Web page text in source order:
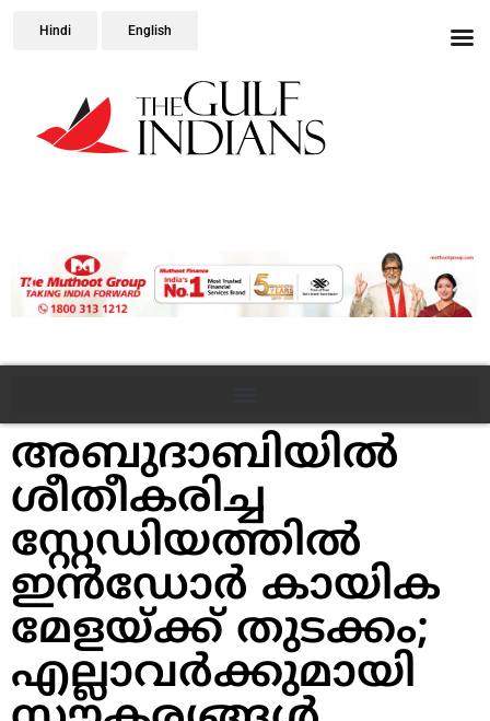
Hindi English
അബുദാബിയിൽ
ശീതീകരിച്ച
സ്റ്റേഡിയത്തിൽ
ഇൻഡോർ കായിക
മേളയ്ക്ക് തുടക്കം;
എല്ലാവർക്കുമായി